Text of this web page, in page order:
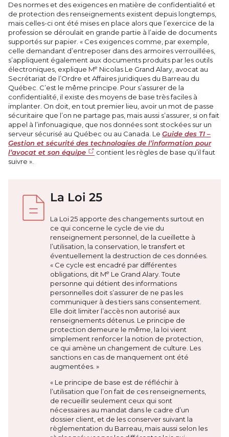
Des normes et des exigences en matière de confidentialité et
de protection des renseignements existent depuis longtemps,
mais celles-ci ont été mises en place alors que l’exercice de la
profession se déroulait en grande partie à l’aide de documents
supportés sur papier. « Ces exigences comme, par exemple,
celle demandant d’entreposer dans des armoires verrouillées,
s’appliquent également aux documents produits par les outils
électroniques, explique Me Nicolas Le Grand Alary, avocat au
Secrétariat de l’Ordre et Affaires juridiques du Barreau du
Québec. C’est le même principe. Pour s’assurer de la
confidentialité, il existe des moyens de base très faciles à
implanter. On doit, en tout premier lieu, avoir un mot de passe
sécuritaire que l’on ne partage pas, mais aussi s’assurer, si on fait
appel à l’infonuagique, que nos données sont stockées sur un
serveur sécurisé au Québec ou au Canada. LeGuide des TI –
Gestion et sécurité des technologies de l’information pour
l’avocat et son équipe
contient les règles de base qu’il faut
suivre ».
La Loi 25
La Loi 25 apporte des changements surtout en
ce qui concerne le cycle de vie du
renseignement personnel, de la cueillette à
l’utilisation, la conservation, le transfert et
éventuellement la destruction de ces données.
« Ce cycle est encadré par différentes
obligations, dit Me Le Grand Alary. Toute
personne qui détient des informations
personnelles doit s’assurer de ne pas les
communiquer à des tiers sans consentement.
Elle doit limiter l’accès non autorisé aux
renseignements détenus. Le principe de
protection demeure le même, la loi vient
simplement renforcer la notion de protection,
ce qui amène un changement de culture. Les
sanctions en cas de manquement ont été
augmentées. »
« Le principe de base est de réfléchir à
l’utilisation que l’on fait de ces renseignements,
de recueillir seulement ceux qui sont
nécessaires au mandat dans le cadre d’un
dossier client, et de les conserver suivant la
règlementation du Barreau, mais aussi selon les